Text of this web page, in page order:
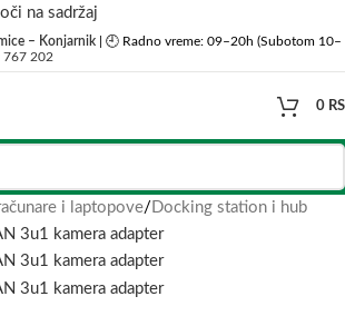
na sadržaj
– Konjarnik | 🕘 Radno vreme: 09–20h (Subotom 10–
767 202
0
i laptopove/ Docking station i hub